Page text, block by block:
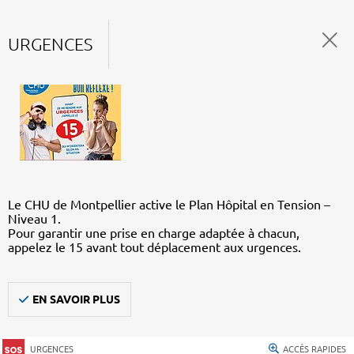
URGENCES
Le CHU de Montpellier active le Plan Hôpital en Tension –
Niveau 1.
Pour garantir une prise en charge adaptée à chacun,
appelez le 15 avant tout déplacement aux urgences.
EN SAVOIR PLUS
URGENCES ACCÈS RAPIDES